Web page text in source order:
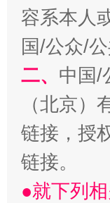
容系本人
国/公众/
二、 中国/
（北京
链接，授
链接。
●就下列